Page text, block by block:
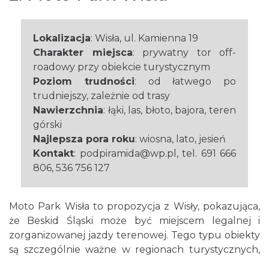
Lokalizacja: Wisła, ul. Kamienna 19
Charakter miejsca: prywatny tor off-
roadowy przy obiekcie turystycznym
Poziom trudności: od łatwego po
trudniejszy, zależnie od trasy
Nawierzchnia: łąki, las, błoto, bajora, teren
górski
Najlepsza pora roku: wiosna, lato, jesień
Kontakt: podpiramida@wp.pl, tel. 691 666
806, 536 756 127
Moto Park Wisła to propozycja z Wisły, pokazująca,
że Beskid Śląski może być miejscem legalnej i
zorganizowanej jazdy terenowej. Tego typu obiekty
są szczególnie ważne w regionach turystycznych,